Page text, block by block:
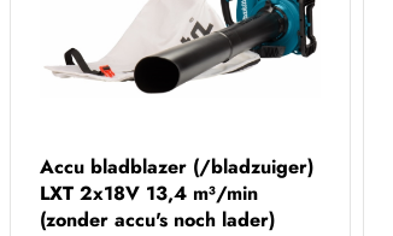
Accu bladblazer (/bladzuiger)
LXT 2x18V 13,4 m³/min
(zonder accu's noch lader)